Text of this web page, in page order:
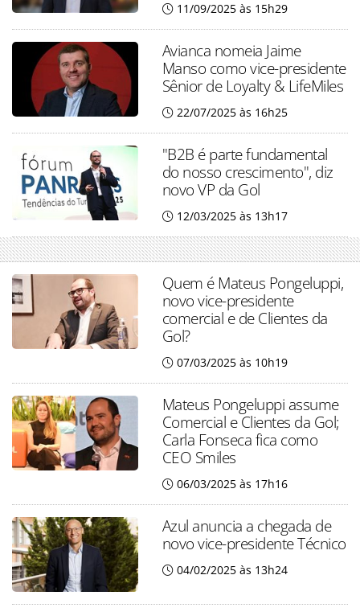
11/09/2025 às 15h29
Avianca nomeia Jaime
Manso como vice-presidente
Sênior de Loyalty & LifeMiles
22/07/2025 às 16h25
"B2B é parte fundamental
do nosso crescimento", diz
novo VP da Gol
12/03/2025 às 13h17
Quem é Mateus Pongeluppi,
novo vice-presidente
comercial e de Clientes da
Gol?
07/03/2025 às 10h19
Mateus Pongeluppi assume
Comercial e Clientes da Gol;
Carla Fonseca fica como
CEO Smiles
06/03/2025 às 17h16
Azul anuncia a chegada de
novo vice-presidente Técnico
04/02/2025 às 13h24